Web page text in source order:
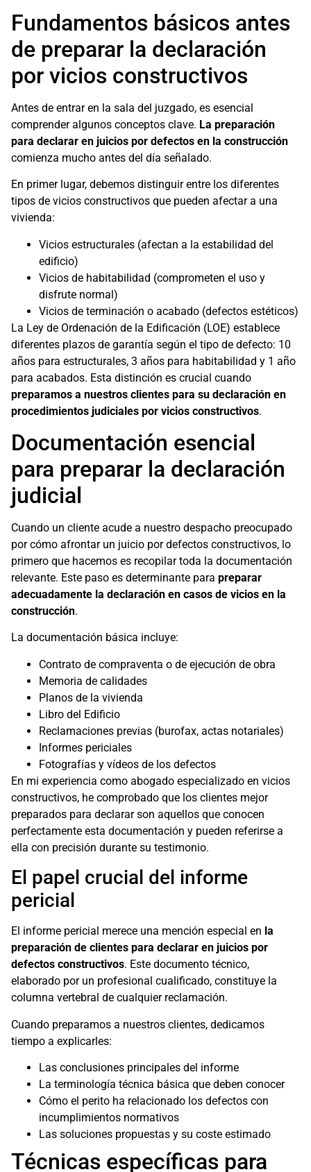
Fundamentos básicos antes
de preparar la declaración
por vicios constructivos
Antes de entrar en la sala del juzgado, es esencial
comprender algunos conceptos clave. La preparación
para declarar en juicios por defectos en la construcción
comienza mucho antes del día señalado.
En primer lugar, debemos distinguir entre los diferentes
tipos de vicios constructivos que pueden afectar a una
vivienda:
Vicios estructurales (afectan a la estabilidad del
edificio)
Vicios de habitabilidad (comprometen el uso y
disfrute normal)
Vicios de terminación o acabado (defectos estéticos)
La Ley de Ordenación de la Edificación (LOE) establece
diferentes plazos de garantía según el tipo de defecto: 10
años para estructurales, 3 años para habitabilidad y 1 año
para acabados. Esta distinción es crucial cuando
preparamos a nuestros clientes para su declaración en
procedimientos judiciales por vicios constructivos.
Documentación esencial
para preparar la declaración
judicial
Cuando un cliente acude a nuestro despacho preocupado
por cómo afrontar un juicio por defectos constructivos, lo
primero que hacemos es recopilar toda la documentación
relevante. Este paso es determinante para preparar
adecuadamente la declaración en casos de vicios en la
construcción.
La documentación básica incluye:
Contrato de compraventa o de ejecución de obra
Memoria de calidades
Planos de la vivienda
Libro del Edificio
Reclamaciones previas (burofax, actas notariales)
Informes periciales
Fotografías y vídeos de los defectos
En mi experiencia como abogado especializado en vicios
constructivos, he comprobado que los clientes mejor
preparados para declarar son aquellos que conocen
perfectamente esta documentación y pueden referirse a
ella con precisión durante su testimonio.
El papel crucial del informe
pericial
El informe pericial merece una mención especial en la
preparación de clientes para declarar en juicios por
defectos constructivos. Este documento técnico,
elaborado por un profesional cualificado, constituye la
columna vertebral de cualquier reclamación.
Cuando preparamos a nuestros clientes, dedicamos
tiempo a explicarles:
Las conclusiones principales del informe
La terminología técnica básica que deben conocer
Cómo el perito ha relacionado los defectos con
incumplimientos normativos
Las soluciones propuestas y su coste estimado
Técnicas específicas para